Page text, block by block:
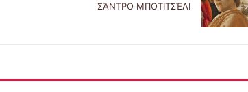
ΣΆΝΤΡΟ ΜΠΟΤΙΤΣΈΛΙ